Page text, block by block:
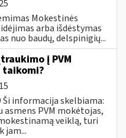
Mokestinės
arba išdėstymas
nuo baudų, delspinigių...
į PVM
informacija skelbiama:
PVM mokėtojas,
veiklą, turi
jam...